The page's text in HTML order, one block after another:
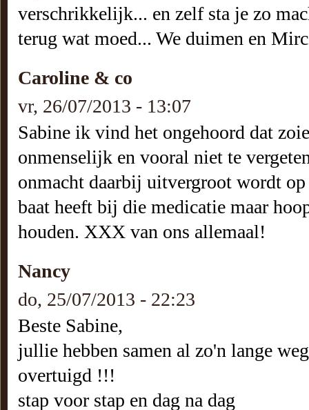
verschrikkelijk... en zelf sta je zo
terug wat moed... We duimen en
Caroline & co
vr, 26/07/2013 - 13:07
Sabine ik vind het ongehoord dat
onmenselijk en vooral niet te
onmacht daarbij uitvergroot wordt
baat heeft bij die medicatie maar
houden. XXX van ons allemaal!
Nancy
do, 25/07/2013 - 22:23
Beste Sabine,
jullie hebben samen al zo'n lange
overtuigd !!!
stap voor stap en dag na dag